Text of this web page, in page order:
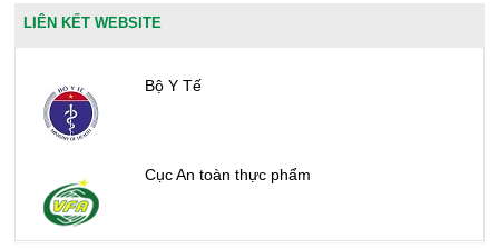
LIÊN KẾT WEBSITE
Bộ Y Tế
Cục An toàn thực phẩm